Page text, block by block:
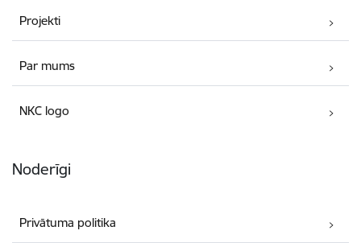
Projekti
Par mums
NKC logo
Noderīgi
Privātuma politika